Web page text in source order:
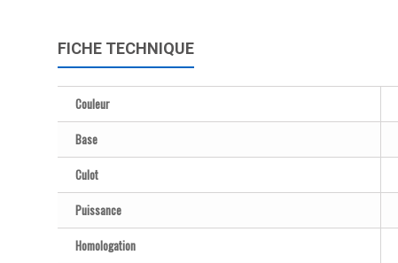
FICHE TECHNIQUE
Couleur
Base
Culot
Puissance
Homologation